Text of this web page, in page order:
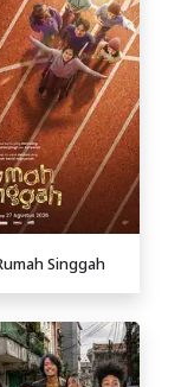
Singgah